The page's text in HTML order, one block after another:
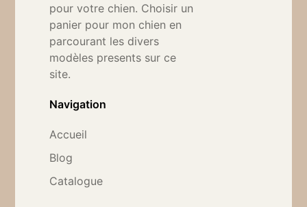
pour votre chien. Choisir un
panier pour mon chien en
parcourant les divers
modèles presents sur ce
site.
Navigation
Accueil
Blog
Catalogue